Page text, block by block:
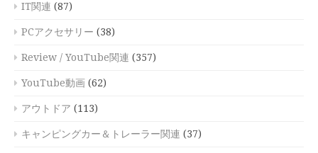
IT関連 (87)
PCアクセサリー (38)
Review / YouTube関連 (357)
YouTube動画 (62)
アウトドア (113)
キャンピングカー＆トレーラー関連 (37)